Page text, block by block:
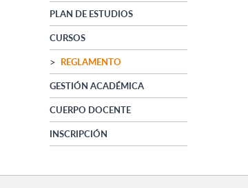
PLAN DE ESTUDIOS
CURSOS
REGLAMENTO
GESTIÓN ACADÉMICA
CUERPO DOCENTE
INSCRIPCIÓN